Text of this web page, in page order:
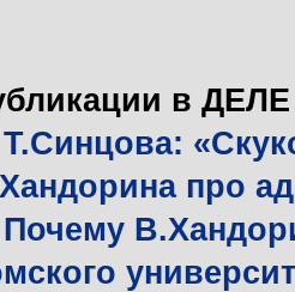
в
Т.Синцова:
про
Почему